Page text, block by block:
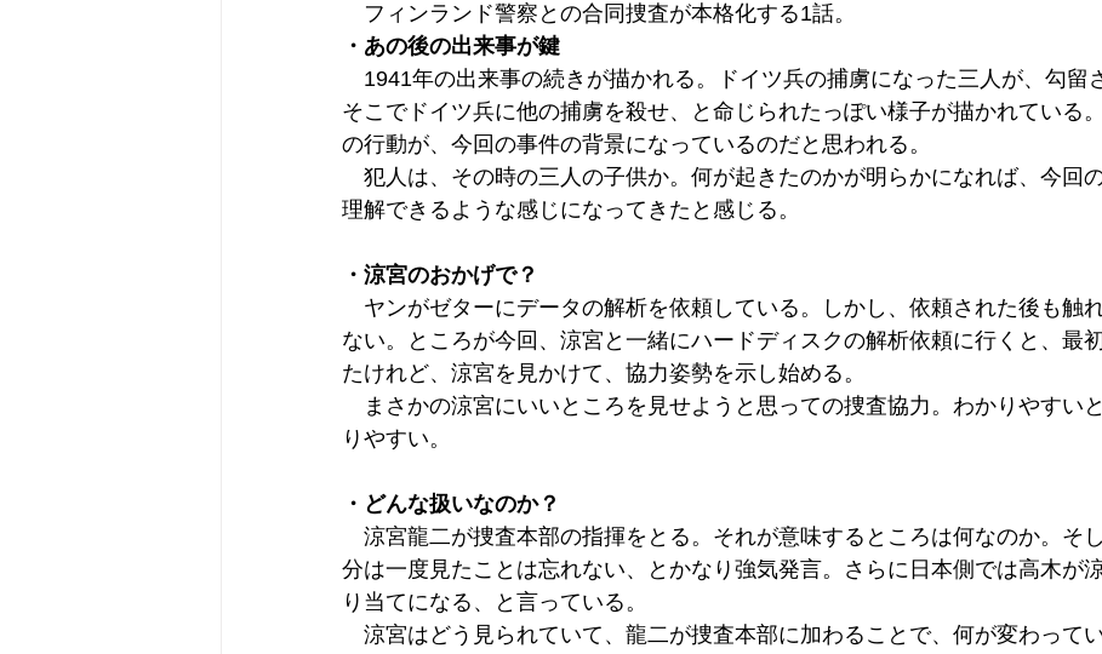
フィンランド警察との合同捜査が本格化する1話。
・あの後の出来事が鍵
1941年の出来事の続きが描かれる。ドイツ兵の捕虜になった三人が、勾留
そこでドイツ兵に他の捕虜を殺せ、と命じられたっぽい様子が描かれている
の行動が、今回の事件の背景になっているのだと思われる。
犯人は、その時の三人の子供か。何が起きたのかが明らかになれば、今回
理解できるような感じになってきたと感じる。
・涼宮のおかげで？
ヤンがゼターにデータの解析を依頼している。しかし、依頼された後も触
ない。ところが今回、涼宮と一緒にハードディスクの解析依頼に行くと、最
たけれど、涼宮を見かけて、協力姿勢を示し始める。
まさかの涼宮にいいところを見せようと思っての捜査協力。わかりやすい
りやすい。
・どんな扱いなのか？
涼宮龍二が捜査本部の指揮をとる。それが意味するところは何なのか。そ
分は一度見たことは忘れない、とかなり強気発言。さらに日本側では高木が
り当てになる、と言っている。
涼宮はどう見られていて、龍二が捜査本部に加わることで、何が変わって